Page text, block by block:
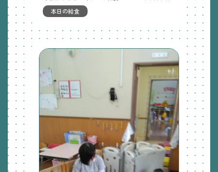
本日の給食